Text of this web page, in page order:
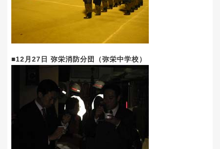
■12月27日 弥栄消防分団（弥栄中学校）